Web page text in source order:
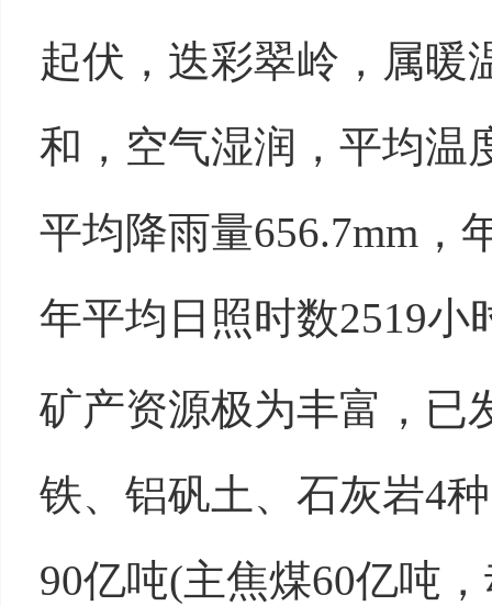
起伏，迭彩翠岭，属暖
和，空气湿润，平均温
平均降雨量656.7mm ，
年平均日照时数2519小
矿产资源极为丰富，已
铁、铝矾土、石灰岩4
90亿吨(主焦煤60亿吨